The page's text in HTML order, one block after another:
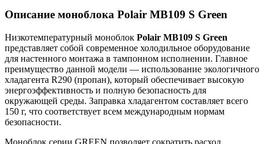
Описание моноблока Polair MB109 S Green
Низкотемпературный моноблок Polair MB109 S Green
представляет собой современное холодильное оборудование
для настенного монтажа в тампонном исполнении. Главное
преимущество данной модели — использование экологичного
хладагента R290 (пропан), который обеспечивает высокую
энергоэффективность и полную безопасность для
окружающей среды. Заправка хладагентом составляет всего
150 г, что соответствует всем международным нормам
безопасности.
Моноблок серии GREEN позволяет сократить расход